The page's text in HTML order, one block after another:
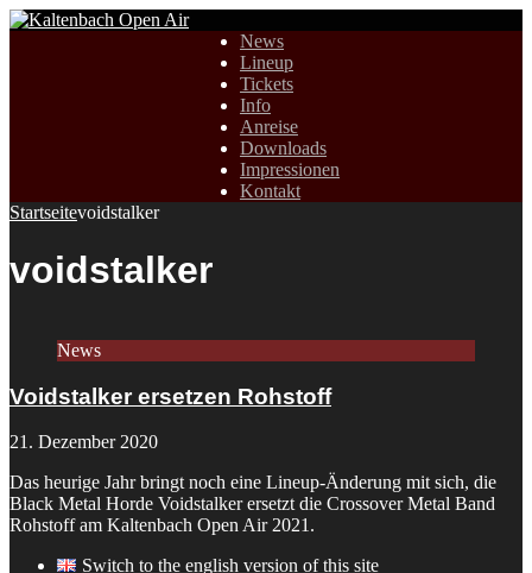
News
Lineup
Tickets
Info
Anreise
Downloads
Impressionen
Kontakt
Startseitevoidstalker
voidstalker
News
Voidstalker ersetzen Rohstoff
21. Dezember 2020
Das heurige Jahr bringt noch eine Lineup-Änderung mit sich, die
Black Metal Horde Voidstalker ersetzt die Crossover Metal Band
Rohstoff am Kaltenbach Open Air 2021.
Switch to the english version of this site